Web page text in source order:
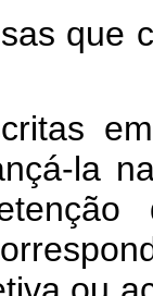
que
la